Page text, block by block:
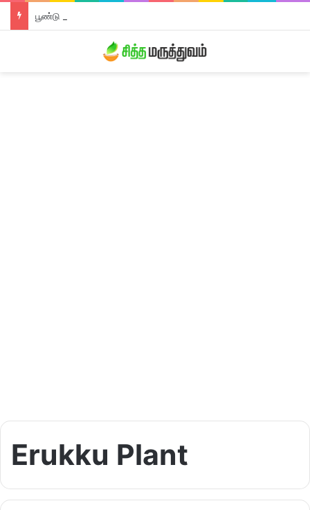
பூண்டு லேகியம்
Erukku Plant